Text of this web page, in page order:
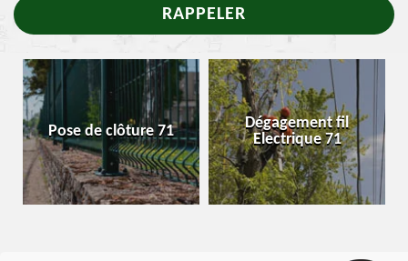
Pose de clôture 71
Dégagement fil
Electrique 71